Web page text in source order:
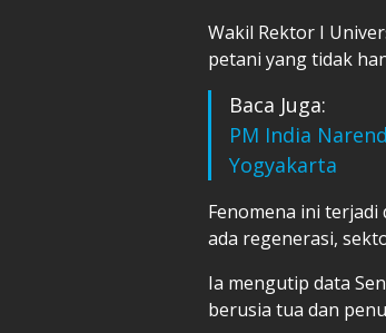
Wakil Rektor I
petani yang tidak
Baca Juga:
PM India
Yogyakarta
Fenomena ini terjadi
ada regenerasi,
Ia mengutip data
berusia tua dan